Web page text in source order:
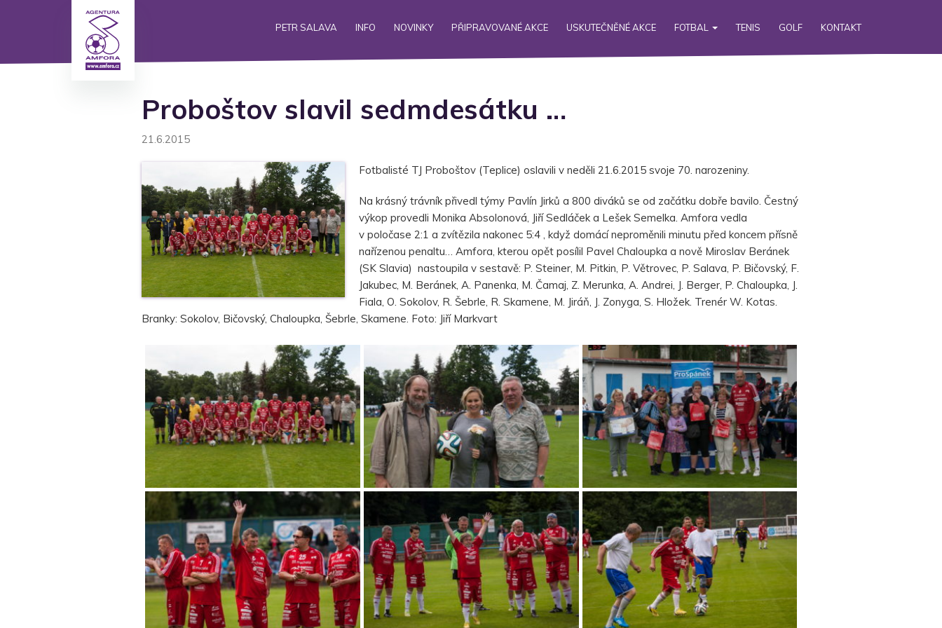
PETR SALAVA INFO NOVINKY PŘIPRAVOVANÉ AKCE USKUTEČNĚNÉ AKCE FOTBAL TENIS GOLF KONTAKT
Proboštov slavil sedmdesátku …
21.6.2015
Fotbalisté TJ Proboštov (Teplice) oslavili v neděli 21.6.2015 svoje 70. narozeniny.
Na krásný trávník přivedl týmy Pavlín Jirků a 800 diváků se od začátku dobře bavilo. Čestný
výkop provedli Monika Absolonová, Jiří Sedláček a Lešek Semelka. Amfora vedla
v poločase 2:1 a zvítězila nakonec 5:4 , když domácí neproměnili minutu před koncem přísně
nařízenou penaltu… Amfora, kterou opět posílil Pavel Chaloupka a nově Miroslav Beránek
(SK Slavia) nastoupila v sestavě: P. Steiner, M. Pitkin, P. Větrovec, P. Salava, P. Bičovský, F.
Jakubec, M. Beránek, A. Panenka, M. Čamaj, Z. Merunka, A. Andrei, J. Berger, P. Chaloupka, J.
Fiala, O. Sokolov, R. Šebrle, R. Skamene, M. Jiráň, J. Zonyga, S. Hložek. Trenér W. Kotas.
Branky: Sokolov, Bičovský, Chaloupka, Šebrle, Skamene. Foto: Jiří Markvart